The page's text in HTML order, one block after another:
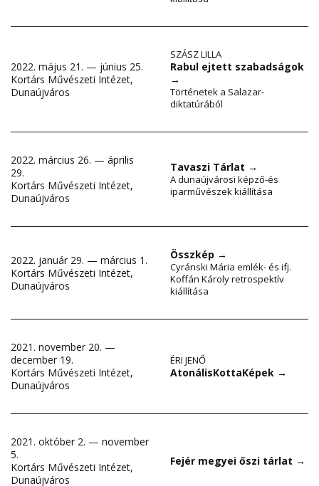
2022. május 21. — június 25.
Kortárs Művészeti Intézet,
Dunaújváros
SZÁSZ LILLA
Rabul ejtett szabadságok
→
Történetek a Salazar-
diktatúrából
2022. március 26. — április
29.
Kortárs Művészeti Intézet,
Dunaújváros
Tavaszi Tárlat →
A dunaújvárosi képző-és
iparművészek kiállítása
2022. január 29. — március 1.
Kortárs Művészeti Intézet,
Dunaújváros
Összkép →
Cyránski Mária emlék- és ifj.
Koffán Károly retrospektív
kiállítása
2021. november 20. —
december 19.
Kortárs Művészeti Intézet,
Dunaújváros
ÉRI JENŐ
AtonálisKottaKépek →
2021. október 2. — november
5.
Kortárs Művészeti Intézet,
Dunaújváros
Fejér megyei őszi tárlat →